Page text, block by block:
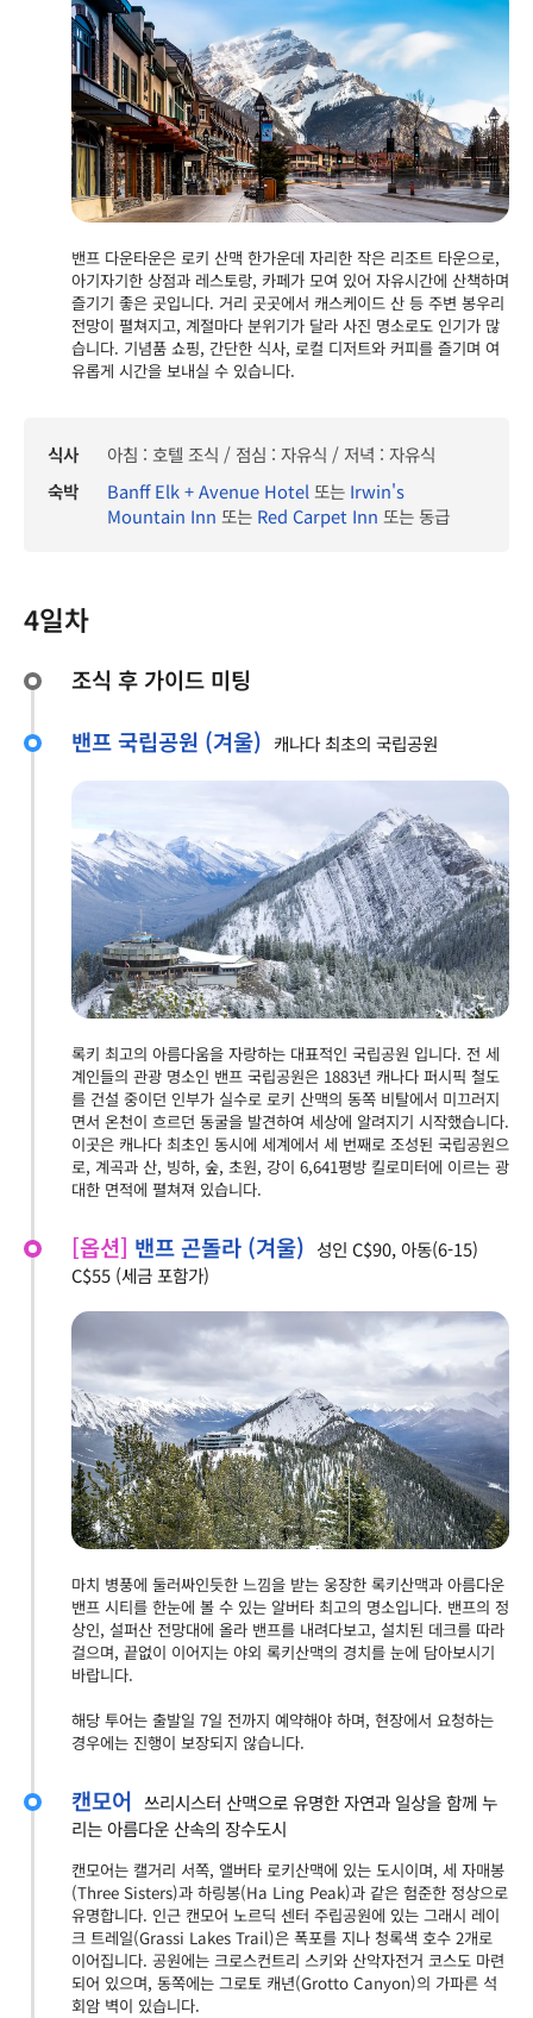
밴프 다운타운은 로키 산맥 한가운데 자리한 작은 리조트 타운으로,
아기자기한 상점과 레스토랑, 카페가 모여 있어 자유시간에 산책하며
즐기기 좋은 곳입니다. 거리 곳곳에서 캐스케이드 산 등 주변 봉우리
전망이 펼쳐지고, 계절마다 분위기가 달라 사진 명소로도 인기가 많
습니다. 기념품 쇼핑, 간단한 식사, 로컬 디저트와 커피를 즐기며 여
유롭게 시간을 보내실 수 있습니다.
식사
아침 : 호텔 조식 / 점심 : 자유식 / 저녁 : 자유식
숙박
Banff Elk + Avenue Hotel 또는 Irwin's
Mountain Inn 또는 Red Carpet Inn 또는 동급
4일차
조식 후 가이드 미팅
밴프 국립공원 (겨울) 캐나다 최초의 국립공원
록키 최고의 아름다움을 자랑하는 대표적인 국립공원 입니다. 전 세
계인들의 관광 명소인 밴프 국립공원은 1883년 캐나다 퍼시픽 철도
를 건설 중이던 인부가 실수로 로키 산맥의 동쪽 비탈에서 미끄러지
면서 온천이 흐르던 동굴을 발견하여 세상에 알려지기 시작했습니다.
이곳은 캐나다 최초인 동시에 세계에서 세 번째로 조성된 국립공원으
로, 계곡과 산, 빙하, 숲, 초원, 강이 6,641평방 킬로미터에 이르는 광
대한 면적에 펼쳐져 있습니다.
[옵션] 밴프 곤돌라 (겨울) 성인 C$90, 아동(6-15)
C$55 (세금 포함가)
마치 병풍에 둘러싸인듯한 느낌을 받는 웅장한 록키산맥과 아름다운
밴프 시티를 한눈에 볼 수 있는 알버타 최고의 명소입니다. 밴프의 정
상인, 설퍼산 전망대에 올라 밴프를 내려다보고, 설치된 데크를 따라
걸으며, 끝없이 이어지는 야외 록키산맥의 경치를 눈에 담아보시기
바랍니다.
해당 투어는 출발일 7일 전까지 예약해야 하며, 현장에서 요청하는
경우에는 진행이 보장되지 않습니다.
캔모어 쓰리시스터 산맥으로 유명한 자연과 일상을 함께 누
리는 아름다운 산속의 장수도시
캔모어는 캘거리 서쪽, 앨버타 로키산맥에 있는 도시이며, 세 자매봉
(Three Sisters)과 하링봉(Ha Ling Peak)과 같은 험준한 정상으로
유명합니다. 인근 캔모어 노르딕 센터 주립공원에 있는 그래시 레이
크 트레일(Grassi Lakes Trail)은 폭포를 지나 청록색 호수 2개로
이어집니다. 공원에는 크로스컨트리 스키와 산악자전거 코스도 마련
되어 있으며, 동쪽에는 그로토 캐년(Grotto Canyon)의 가파른 석
회암 벽이 있습니다.